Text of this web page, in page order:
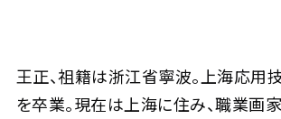
王正、祖籍は浙江省寧波。上海応用
を卒業。現在は上海に住み、職業画